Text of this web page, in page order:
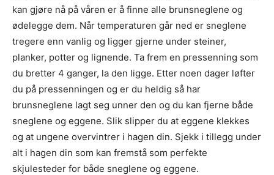
kan gjøre nå på våren er å finne alle brunsneglene og
ødelegge dem. Når temperaturen går ned er sneglene
tregere enn vanlig og ligger gjerne under steiner,
planker, potter og lignende. Ta frem en pressenning som
du bretter 4 ganger, la den ligge. Etter noen dager løfter
du på pressenningen og er du heldig så har
brunsneglene lagt seg unner den og du kan fjerne både
sneglene og eggene. Slik slipper du at eggene klekkes
og at ungene overvintrer i hagen din. Sjekk i tillegg under
alt i hagen din som kan fremstå som perfekte
skjulesteder for både sneglene og eggene.